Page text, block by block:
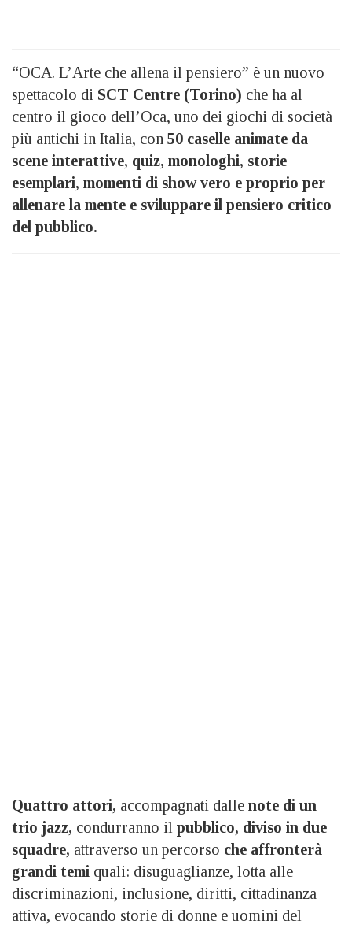
“OCA. L’Arte che allena il pensiero” è un nuovo
spettacolo di SCT Centre (Torino) che ha al
centro il gioco dell’Oca, uno dei giochi di società
più antichi in Italia, con 50 caselle animate da
scene interattive, quiz, monologhi, storie
esemplari, momenti di show vero e proprio per
allenare la mente e sviluppare il pensiero critico
del pubblico.
Quattro attori, accompagnati dalle note di un
trio jazz, condurranno il pubblico, diviso in due
squadre, attraverso un percorso che affronterà
grandi temi quali: disuguaglianze, lotta alle
discriminazioni, inclusione, diritti, cittadinanza
attiva, evocando storie di donne e uomini del